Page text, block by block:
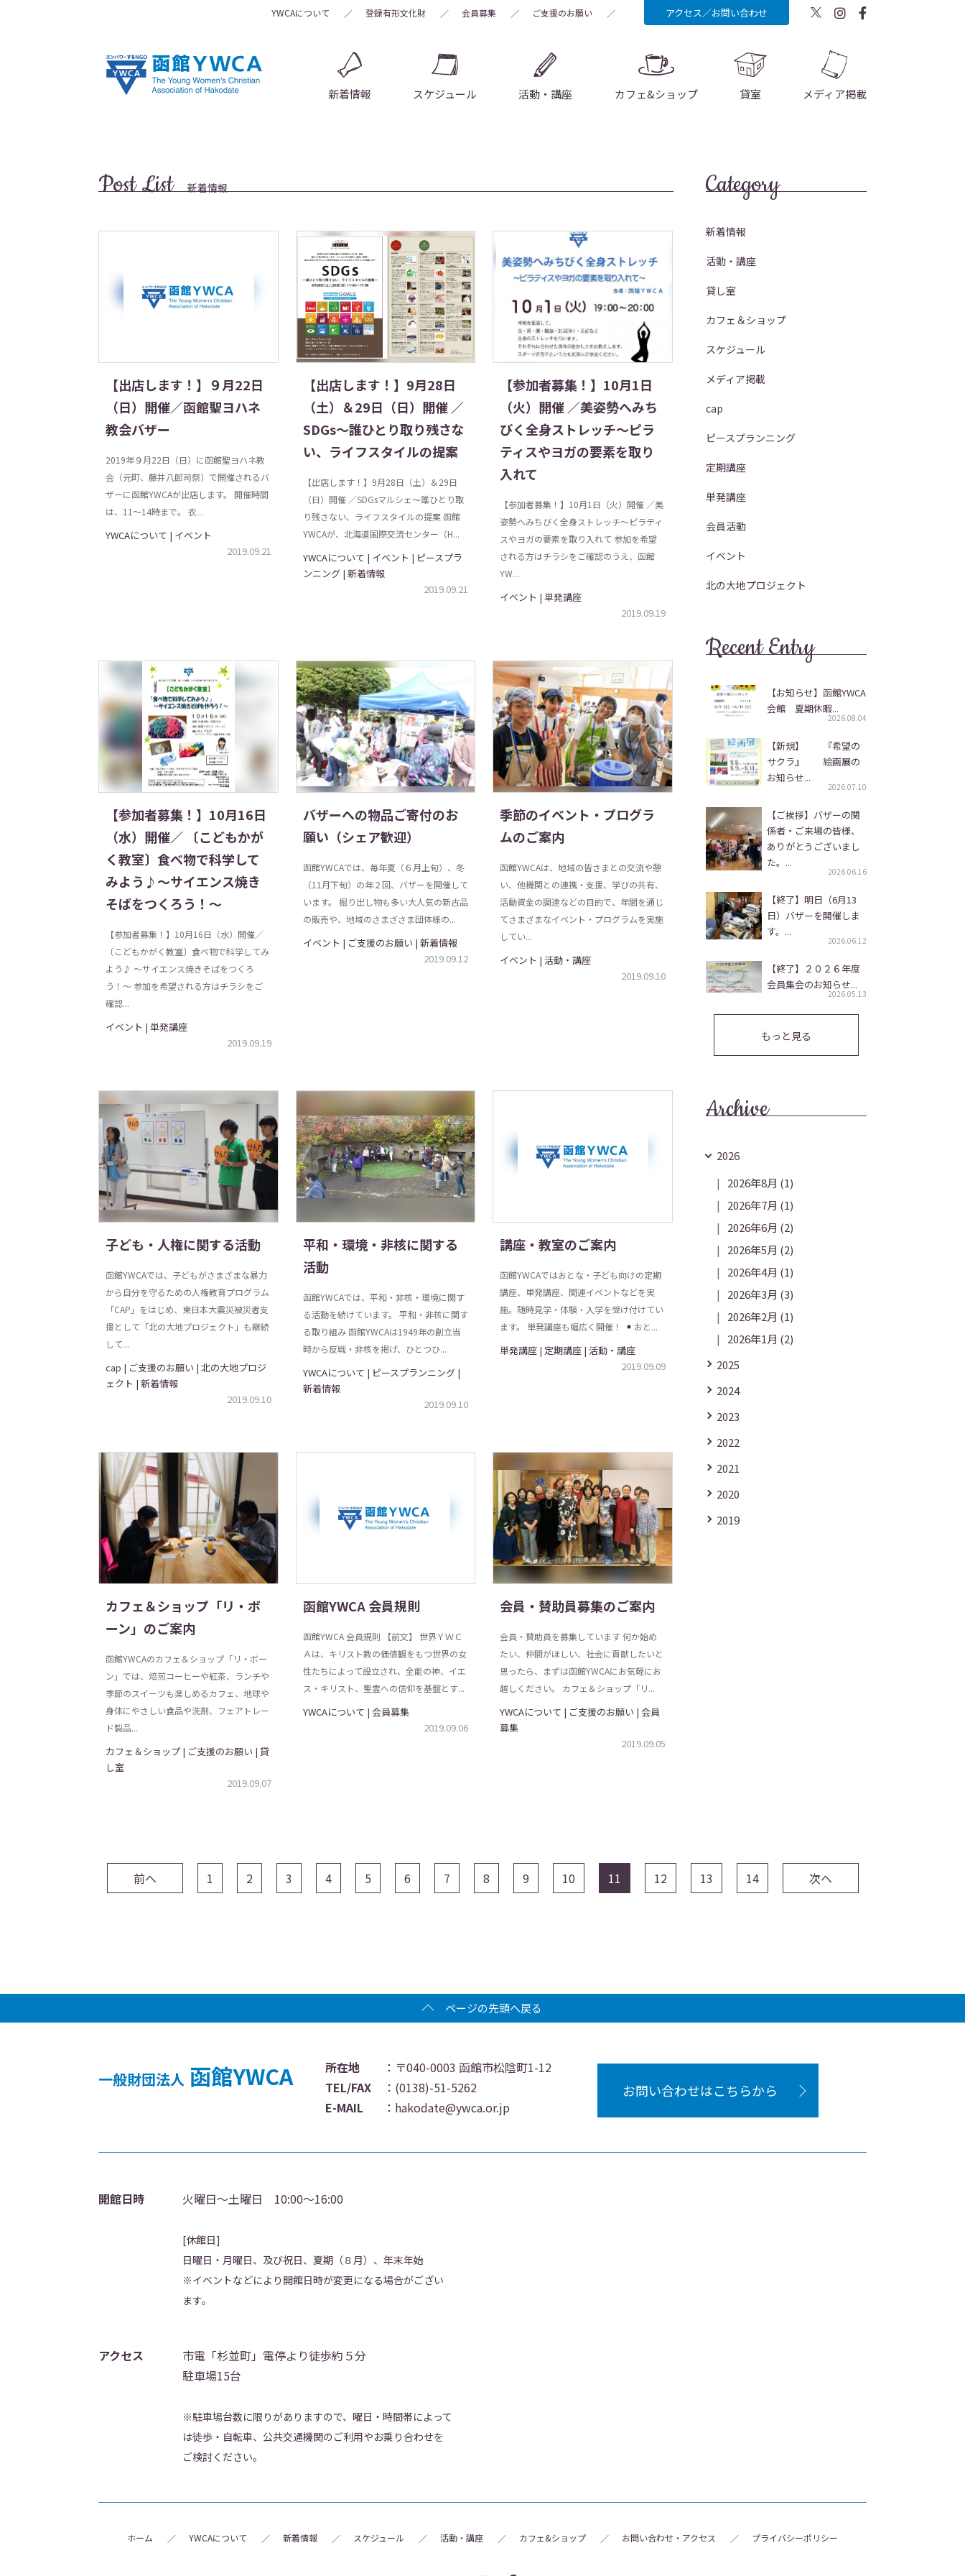
YWCAについて 登録有形文化財 会員募集 ご支援のお願い アクセス／お問い合わせ
新着情報 スケジュール 活動・講座 カフェ&ショップ 貸室 メディア掲載
Post List 新着情報
【出店します！】９月22日
（日）開催／函館聖ヨハネ
教会バザー
2019年９月22日（日）に函館聖ヨハネ教
会（元町、藤井八郎司祭）で開催されるバ
ザーに函館YWCAが出店します。 開催時間
は、11〜14時まで。 衣...
YWCAについて | イベント
2019.09.21
【出店します！】9月28日
（土）＆29日（日）開催 ／
SDGs～誰ひとり取り残さな
い、ライフスタイルの提案
【出店します！】9月28日（土）＆29日
（日）開催 ／SDGsマルシェ～誰ひとり取
り残さない、ライフスタイルの提案 函館
YWCAが、北海道国際交流センター（H...
YWCAについて | イベント | ピースプラ
ンニング | 新着情報
2019.09.21
【参加者募集！】10月1日
（火）開催 ／美姿勢へみち
びく全身ストレッチ〜ピラ
ティスやヨガの要素を取り
入れて
【参加者募集！】10月1日（火）開催 ／美
姿勢へみちびく全身ストレッチ〜ピラティ
スやヨガの要素を取り入れて 参加を希望
される方はチラシをご確認のうえ、函館
YW...
イベント | 単発講座
2019.09.19
【参加者募集！】10月16日
（水）開催／ 〔こどもかが
く教室〕食べ物で科学して
みよう♪〜サイエンス焼き
そばをつくろう！〜
【参加者募集！】10月16日（水）開催／
〔こどもかがく教室〕食べ物で科学してみ
よう♪ 〜サイエンス焼きそばをつくろ
う！〜 参加を希望される方はチラシをご
確認...
イベント | 単発講座
2019.09.19
バザーへの物品ご寄付のお
願い（シェア歓迎）
函館YWCAでは、毎年夏（６月上旬）、冬
（11月下旬）の年２回、バザーを開催して
います。 掘り出し物も多い大人気の新古品
の販売や、地域のさまざさま団体様の...
イベント | ご支援のお願い | 新着情報
2019.09.12
季節のイベント・プログラ
ムのご案内
函館YWCAは、地域の皆さまとの交流や憩
い、他機関との連携・支援、学びの共有、
活動資金の調達などの目的で、年間を通じ
てさまざまなイベント・プログラムを実施
してい...
イベント | 活動・講座
2019.09.10
子ども・人権に関する活動
函館YWCAでは、子どもがさまざまな暴力
から自分を守るための人権教育プログラム
「CAP」をはじめ、東日本大震災被災者支
援として「北の大地プロジェクト」も継続
して...
cap | ご支援のお願い | 北の大地プロジ
ェクト | 新着情報
2019.09.10
平和・環境・非核に関する
活動
函館YWCAでは、平和・非核・環境に関す
る活動を続けています。 平和・非核に関す
る取り組み 函館YWCAは1949年の創立当
時から反戦・非核を掲げ、ひとつひ...
YWCAについて | ピースプランニング |
新着情報
2019.09.10
講座・教室のご案内
函館YWCAではおとな・子ども向けの定期
講座、単発講座、関連イベントなどを実
施。随時見学・体験・入学を受け付けてい
ます。 単発講座も幅広く開催！
おと...
単発講座 | 定期講座 | 活動・講座
2019.09.09
カフェ＆ショップ「リ・ボ
ーン」のご案内
函館YWCAのカフェ＆ショップ「リ・ボー
ン」では、焙煎コーヒーや紅茶、ランチや
季節のスイーツも楽しめるカフェ、地球や
身体にやさしい食品や洗剤、フェアトレー
ド製品...
カフェ＆ショップ | ご支援のお願い | 貸
し室
2019.09.07
函館YWCA 会員規則
函館YWCA 会員規則 【前文】 世界ＹＷＣ
Ａは、キリスト教の価値観をもつ世界の女
性たちによって設立され、全能の神、イエ
ス・キリスト、聖霊への信仰を基盤とす...
YWCAについて | 会員募集
2019.09.06
会員・賛助員募集のご案内
会員・賛助員を募集しています 何か始め
たい、仲間がほしい、社会に貢献したいと
思ったら、まずは函館YWCAにお気軽にお
越しください。 カフェ＆ショップ「リ...
YWCAについて | ご支援のお願い | 会員
募集
2019.09.05
Category
新着情報
活動・講座
貸し室
カフェ＆ショップ
スケジュール
メディア掲載
cap
ピースプランニング
定期講座
単発講座
会員活動
イベント
北の大地プロジェクト
Recent Entry
【お知らせ】函館YWCA
会館 夏期休暇...
2026.08.04
【新規】 『希望の
サクラ』 絵画展の
お知らせ...
2026.07.10
【ご挨拶】バザーの関
係者・ご来場の皆様、
ありがとうございまし
た。...
2026.06.16
【終了】明日（6月13
日）バザーを開催しま
す。...
2026.06.12
【終了】２０２６年度
会員集会のお知らせ...
2026.05.13
もっと見る
Archive
2026
2026年8月 (1)
2026年7月 (1)
2026年6月 (2)
2026年5月 (2)
2026年4月 (1)
2026年3月 (3)
2026年2月 (1)
2026年1月 (2)
2025
2024
2023
2022
2021
2020
2019
前へ 1 2 3 4 5 6 7 8 9 10 11 12 13 14 次へ
ページの先頭へ戻る
一般財団法人 函館YWCA 所在地
：〒040-0003 函館市松陰町1-12
TEL/FAX
： (0138)-51-5262
E-MAIL
： hakodate@ywca.or.jp
お問い合わせはこちらから
開館日時 火曜日～土曜日 10:00～16:00
[休館日]
日曜日・月曜日、及び祝日、夏期（８月）、年末年始
※イベントなどにより開館日時が変更になる場合がござい
ます。
アクセス
市電「杉並町」電停より徒歩約５分
駐車場15台
※駐車場台数に限りがありますので、曜日・時間帯によって
は徒歩・自転車、公共交通機関のご利用やお乗り合わせを
ご検討ください。
ホーム YWCAについて 新着情報 スケジュール 活動・講座 カフェ&ショップ お問い合わせ・アクセス プライバシーポリシー